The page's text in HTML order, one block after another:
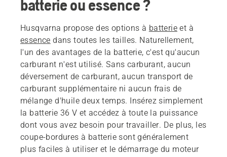
batterie ou essence ?
Husqvarna propose des options à batterie et à
essence dans toutes les tailles. Naturellement,
l'un des avantages de la batterie, c'est qu'aucun
carburant n'est utilisé. Sans carburant, aucun
déversement de carburant, aucun transport de
carburant supplémentaire ni aucun frais de
mélange d'huile deux temps. Insérez simplement
la batterie 36 V et accédez à toute la puissance
dont vous avez besoin pour travailler. De plus, les
coupe-bordures à batterie sont généralement
plus faciles à utiliser et le démarrage du moteur